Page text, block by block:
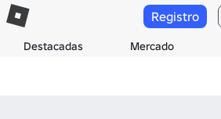
Destacadas Mercado
Registro